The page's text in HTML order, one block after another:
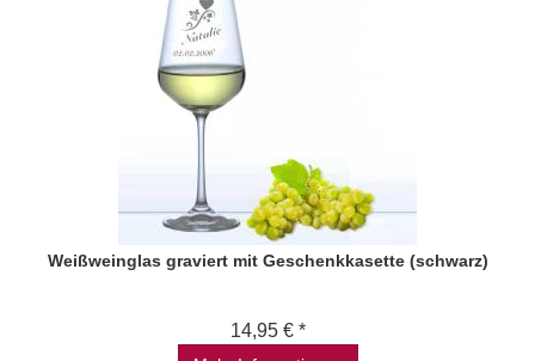
Weißweinglas graviert mit Geschenkkasette (schwarz)
14,95 € *